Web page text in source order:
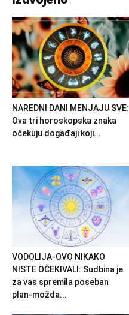
NAREDNI DANI MENJAJU SVE:
Ova tri horoskopska znaka
očekuju događaji koji...
VODOLIJA-OVO NIKAKO
NISTE OČEKIVALI: Sudbina je
za vas spremila poseban
plan-možda...